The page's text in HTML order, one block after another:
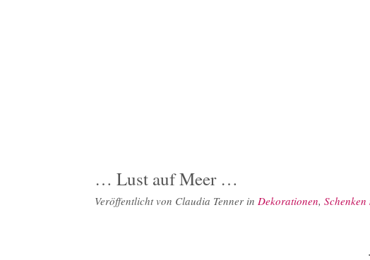
… Lust auf Meer …
Veröffentlicht von Claudia Tenner in Dekorationen,